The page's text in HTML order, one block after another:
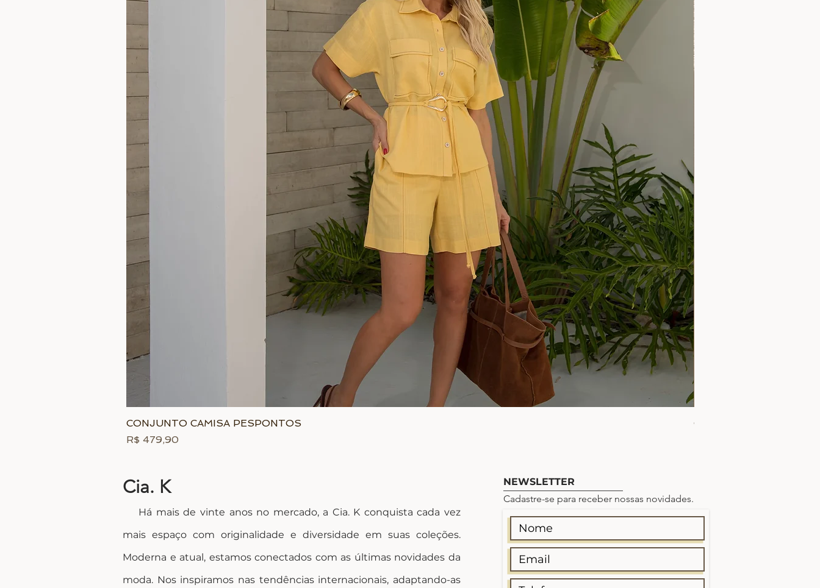
CONJUNTO CAMISA PESPONTOS
Preço
R$ 479,90
CONJUNTO BLUSA
Cia. K
Há mais de vinte anos no mercado, a Cia. K conquista cada vez
mais espaço com originalidade e diversidade em suas coleções.
Moderna e atual, estamos conectados com as últimas novidades da
moda. Nos inspiramos nas tendências internacionais, adaptando-as
NEWSLETTER
Cadastre-se para receber nossas novidades.